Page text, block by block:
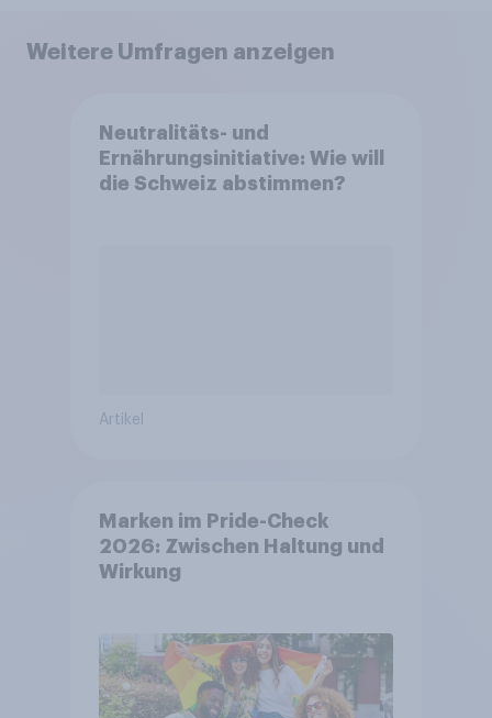
Weitere Umfragen anzeigen
Neutralitäts- und
Ernährungsinitiative: Wie will
die Schweiz abstimmen?
Artikel
Marken im Pride-Check
2026: Zwischen Haltung und
Wirkung